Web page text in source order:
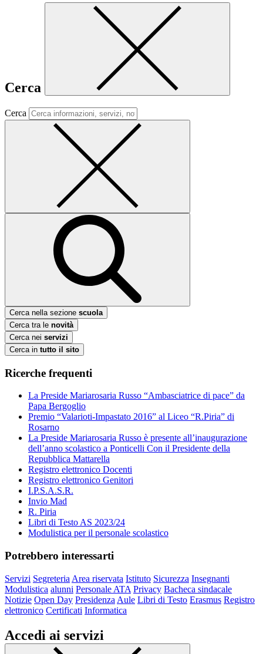
Cerca
Cerca
Cerca nella sezione scuola
Cerca tra le novità
Cerca nei servizi
Cerca in tutto il sito
Ricerche frequenti
La Preside Mariarosaria Russo “Ambasciatrice di pace” da
Papa Bergoglio
Premio “Valarioti-Impastato 2016” al Liceo “R.Piria” di
Rosarno
La Preside Mariarosaria Russo è presente all’inaugurazione
dell’anno scolastico a Ponticelli Con il Presidente della
Repubblica Mattarella
Registro elettronico Docenti
Registro elettronico Genitori
I.P.S.A.S.R.
Invio Mad
R. Piria
Libri di Testo AS 2023/24
Modulistica per il personale scolastico
Potrebbero interessarti
Servizi Segreteria Area riservata Istituto Sicurezza Insegnanti
Modulistica alunni Personale ATA Privacy Bacheca sindacale
Notizie Open Day Presidenza Aule Libri di Testo Erasmus Registro
elettronico Certificati Informatica
Accedi ai servizi